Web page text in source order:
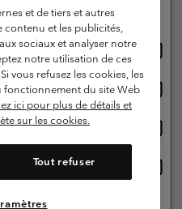
par l'utilisateur
Impressum
de 14h à 18h
et de tiers et autres
et les publicités,
sociaux et analyser notre
notre utilisation de ces
vous refusez les cookies, les
fonctionnement du site Web
ici pour plus de détails et
sur les cookies.
Tout refuser
disponibles
ligne
ligne
ligne